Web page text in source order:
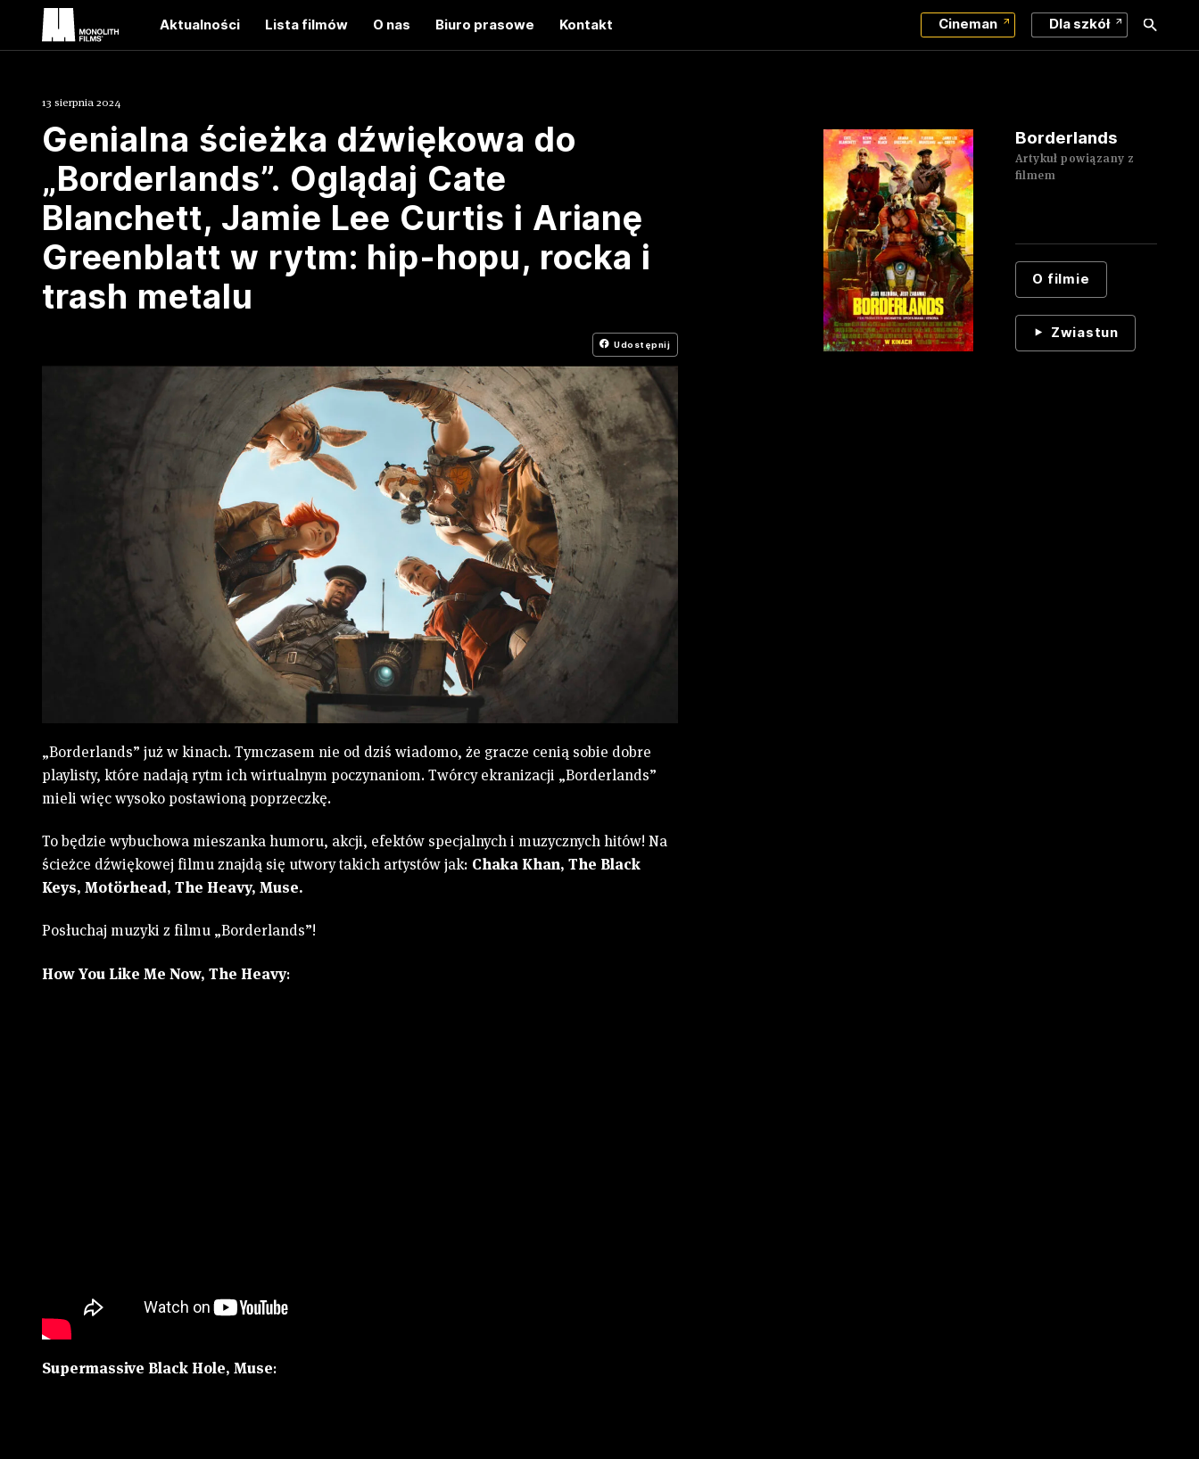
Aktualności Lista filmów O nas Biuro prasowe Kontakt Cineman Dla szkół
13 sierpnia 2024
Genialna ścieżka dźwiękowa do
„Borderlands”. Oglądaj Cate
Blanchett, Jamie Lee Curtis i Arianę
Greenblatt w rytm: hip-hopu, rocka i
trash metalu
Udostępnij
„Borderlands” już w kinach. Tymczasem nie od dziś wiadomo, że gracze cenią sobie dobre
playlisty, które nadają rytm ich wirtualnym poczynaniom. Twórcy ekranizacji „Borderlands”
mieli więc wysoko postawioną poprzeczkę.
To będzie wybuchowa mieszanka humoru, akcji, efektów specjalnych i muzycznych hitów! Na
ścieżce dźwiękowej filmu znajdą się utwory takich artystów jak: Chaka Khan, The Black
Keys, Motörhead, The Heavy, Muse.
Posłuchaj muzyki z filmu „Borderlands”!
How You Like Me Now, The Heavy:
Supermassive Black Hole, Muse:
Borderlands
Artykuł powiązany z
filmem
O filmie
Zwiastun